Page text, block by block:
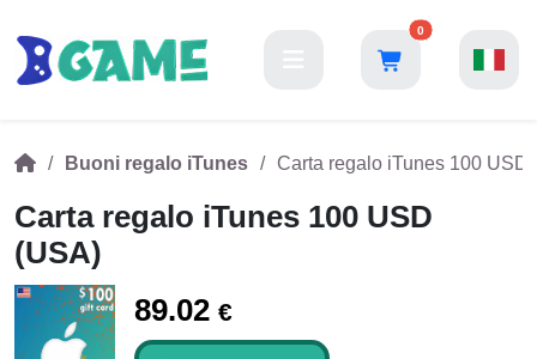
0
Buoni regalo iTunes Carta regalo iTunes 100 USD
Carta regalo iTunes 100 USD
(USA)
89.02 €